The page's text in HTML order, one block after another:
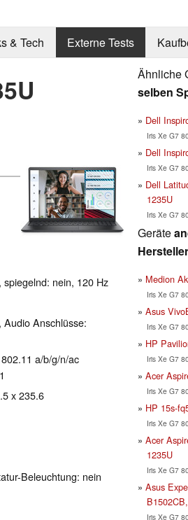
& Tech Externe Tests
nein, 120 Hz
Anschlüsse:
a/b/g/n/ac
x 235.6
Beleuchtung: nein
Ähnliche
selben
Dell
Iris Xe G7
Dell
Iris Xe G7
Dell
1235U
Iris Xe G7
Geräte
Hersteller
Medion
Iris Xe G7
Asus
Iris Xe G7
HP
Iris Xe G7
Acer
Iris Xe G7
HP 15s-
Iris Xe G7
Acer
1235U
Iris Xe G7
Asus
Iris Xe G7